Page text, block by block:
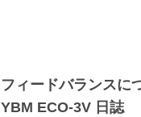
フィードバランスに
YBM ECO-3V 日誌